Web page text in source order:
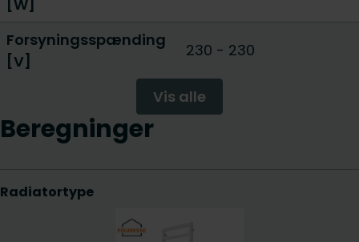
[W]
Forsyningsspænding
[V]
230 - 230
Vis alle
Beregninger